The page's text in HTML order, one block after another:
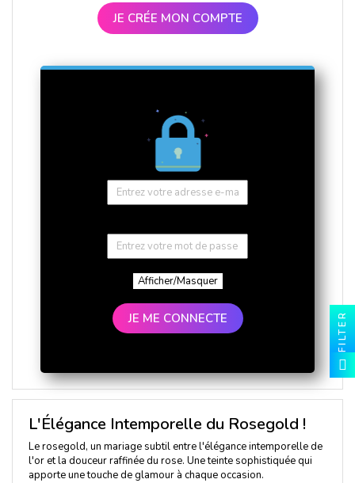
JE CRÉE MON COMPTE
Afficher/Masquer
JE ME CONNECTE
L'Élégance Intemporelle du Rosegold !
Le rosegold, un mariage subtil entre l'élégance intemporelle de
l'or et la douceur raffinée du rose. Une teinte sophistiquée qui
apporte une touche de glamour à chaque occasion.
FILTER